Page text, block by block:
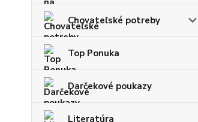
Chovateľské potreby
Top Ponuka
Darčekové poukazy
Literatúra